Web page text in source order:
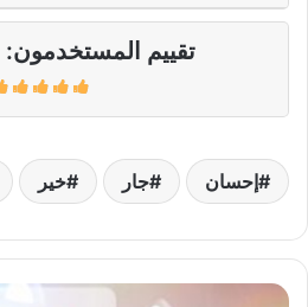
تقييم المستخدمون:
إحسان جار خير
فلنغتم